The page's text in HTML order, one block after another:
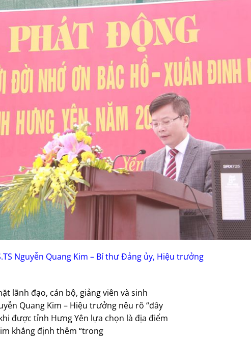
Nguyễn Quang Kim – Bí thư Đảng ủy, Hiệu trưởng
lãnh đạo, cán bộ, giảng viên và sinh
Quang Kim – Hiệu trưởng nêu rõ “đây
được tỉnh Hưng Yên lựa chọn là địa điểm
khẳng định thêm “trong